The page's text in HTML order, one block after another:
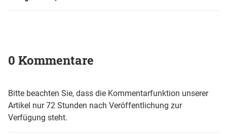
0 Kommentare
Bitte beachten Sie, dass die Kommentarfunktion unserer
Artikel nur 72 Stunden nach Veröffentlichung zur
Verfügung steht.